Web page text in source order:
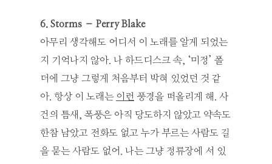
6. Storms – Perry Blake
아무리 생각해도 어디서 이 노래를 알게 되었는
지 기억나지 않아. 나 하드디스크 속, ‘미정’ 폴
더에 그냥 그렇게 처음부터 박혀 있었던 것 같
아. 항상 이 노래는 이런 풍경을 떠올리게 해. 사
건의 틈새, 폭풍은 아직 당도하지 않았고 약속도
한참 남았고 전화도 없고 누가 부르는 사람도 길
을 묻는 사람도 없어. 나는 그냥 정류장에 서 있